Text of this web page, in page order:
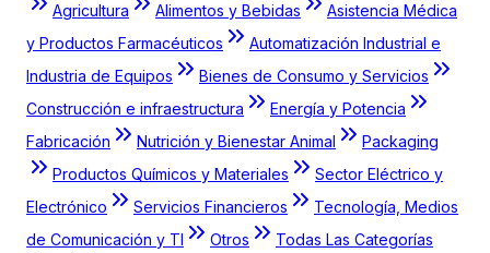
Agricultura Alimentos y Bebidas
Asistencia Médica
y Productos Farmacéuticos
Automatización Industrial e
Industria de Equipos
Bienes de Consumo y Servicios
Construcción e infraestructura
Energía y Potencia
Fabricación
Nutrición y Bienestar Animal
Packaging
Productos Químicos y Materiales
Sector Eléctrico y
Electrónico
Servicios Financieros
Tecnología, Medios
de Comunicación y TI
Otros
Todas Las Categorías